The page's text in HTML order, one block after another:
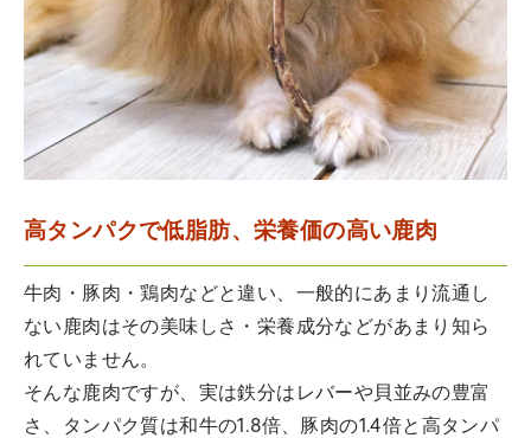
高タンパクで低脂肪、栄養価の高い鹿肉
牛肉・豚肉・鶏肉などと違い、一般的にあまり流通し
ない鹿肉はその美味しさ・栄養成分などがあまり知ら
れていません。
そんな鹿肉ですが、実は鉄分はレバーや貝並みの豊富
さ、タンパク質は和牛の1.8倍、豚肉の1.4倍と高タンパ